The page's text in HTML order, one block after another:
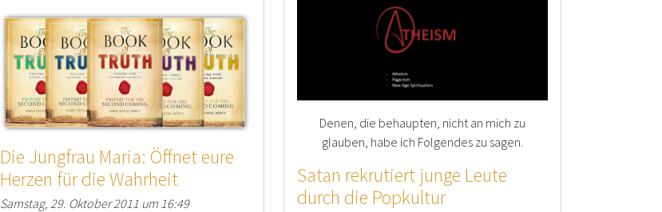
Die Jungfrau Maria: Öffnet eure
Herzen für die Wahrheit
Samstag, 29. Oktober 2011 um 16:49
Denen, die behaupten, nicht an mich zu
glauben, habe ich Folgendes zu sagen.
Satan rekrutiert junge Leute
durch die Popkultur